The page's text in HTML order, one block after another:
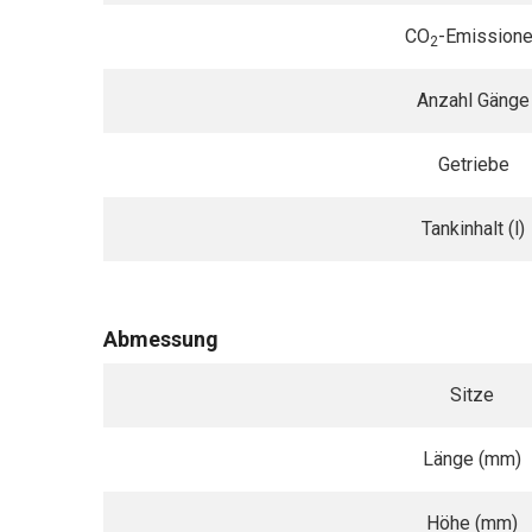
CO2-
Anzahl Gänge
Getriebe
Tankinhalt (l)
Abmessung
Sitze
Länge (mm)
Höhe (mm)